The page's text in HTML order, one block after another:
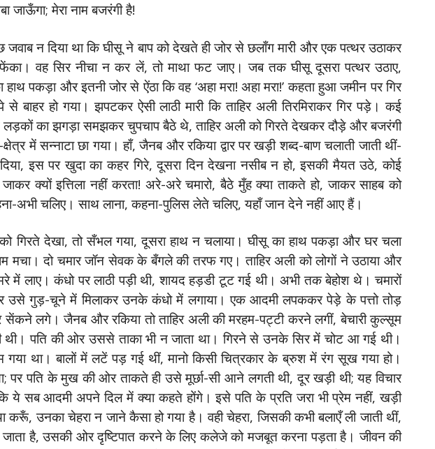
जाऊँगा; मेरा नाम बजरंगी है!
न दिया था कि घीसू ने बाप को देखते ही जोर से छलाँग मारी और एक पत्थर उठाकर
वह सिर नीचा न कर लें, तो माथा फट जाए। जब तक घीसू दूसरा पत्थर उठाए,
पकड़ा और इतनी जोर से ऐंठा कि वह ‘अहा मरा! अहा मरा!’ कहता हुआ जमीन पर गिर
बाहर हो गया। झपटकर ऐसी लाठी मारी कि ताहिर अली तिरमिराकर गिर पड़े। कई
का झगड़ा समझकर चुपचाप बैठे थे, ताहिर अली को गिरते देखकर दौड़े और बजरंगी
में सन्नाटा छा गया। हाँ, जैनब और रकिया द्वार पर खड़ी शब्द-बाण चलाती जाती थीं-
इस पर खुदा का कहर गिरे, दूसरा दिन देखना नसीब न हो, इसकी मैयत उठे, कोई
क्यों इत्तिला नहीं करता! अरे-अरे चमारो, बैठे मुँह क्या ताकते हो, जाकर साहब को
अभी चलिए। साथ लाना, कहना-पुलिस लेते चलिए, यहाँ जान देने नहीं आए हैं।
गिरते देखा, तो सँभल गया, दूसरा हाथ न चलाया। घीसू का हाथ पकड़ा और घर चला
मचा। दो चमार जॉन सेवक के बँगले की तरफ गए। ताहिर अली को लोगों ने उठाया और
में लाए। कंधो पर लाठी पड़ी थी, शायद हड़डी टूट गई थी। अभी तक बेहोश थे। चमारों
उसे गुड़-चूने में मिलाकर उनके कंधो में लगाया। एक आदमी लपककर पेड़े के पत्तो तोड़
सेंकने लगे। जैनब और रकिया तो ताहिर अली की मरहम-पट्टी करने लगीं, बेचारी कुल्सूम
थी। पति की ओर उससे ताका भी न जाता था। गिरने से उनके सिर में चोट आ गई थी।
था। बालों में लटें पड़ गई थीं, मानो किसी चित्रकार के ब्रुश में रंग सूख गया हो।
पर पति के मुख की ओर ताकते ही उसे मूर्छा-सी आने लगती थी, दूर खड़ी थी; यह विचार
ये सब आदमी अपने दिल में क्या कहते होंगे। इसे पति के प्रति जरा भी प्रेम नहीं, खड़ी
करूँ, उनका चेहरा न जाने कैसा हो गया है। वही चेहरा, जिसकी कभी बलाएँ ली जाती थीं,
जाता है, उसकी ओर दृष्टिपात करने के लिए कलेजे को मजबूत करना पड़ता है। जीवन की